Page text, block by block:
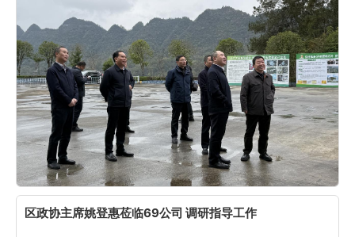
区政协主席姚登惠莅临69公司 调研指导工作